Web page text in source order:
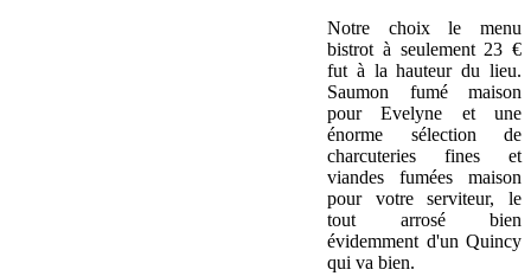
Notre choix le menu
bistrot à seulement 23 €
fut à la hauteur du lieu.
Saumon fumé maison
pour Evelyne et une
énorme sélection de
charcuteries fines et
viandes fumées maison
pour votre serviteur, le
tout arrosé bien
évidemment d'un Quincy
qui va bien.